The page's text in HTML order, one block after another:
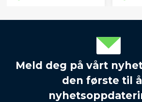
Meld deg på vårt
den første til